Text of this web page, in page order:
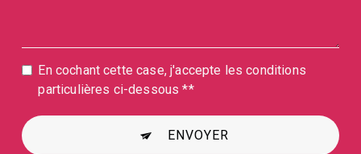
En cochant cette case, j'accepte les conditions
particulières ci-dessous **
ENVOYER